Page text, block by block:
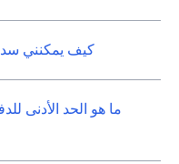
كيف يمكنني
ما هو الحد الأدنى